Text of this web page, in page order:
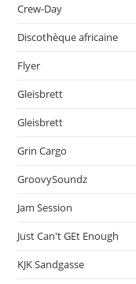
Crew-Day
Discothèque africaine
Flyer
Gleisbrett
Gleisbrett
Grin Cargo
GroovySoundz
Jam Session
Just Can't GEt Enough
KJK Sandgasse